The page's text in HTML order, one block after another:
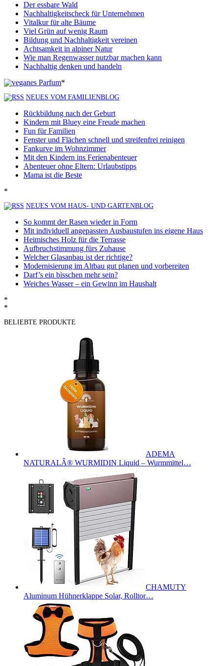
Der essbare Wald
Nachhaltigkeitscheck für Unternehmen
Vitalkur für alte Bäume
Viel Grün auf wenig Raum
Bildung und Nachhaltigkeit vereinen
Achtsamkeit in alpiner Natur
Wie man Regenwasser nutzbar machen kann
Nachhaltig denken und handeln
*
NEUES VOM FAMILIENBLOG
Rückbildung nach der Geburt
Kindern mit Bluey eine Freude machen
Fun für Familien
Fenster und Flächen schnell und streifenfrei reinigen
Fankurve im Wohnzimmer
Mit den Kindern ins Ferienabenteuer
Abenteuer ohne Eltern: Urlaubstipps
Mama ist die Beste
*
NEUES VOM HAUS- UND GARTENBLOG
So kommt der Rasen wieder in Form
Mit individuell angepassten Ausbaustufen ins eigene Haus
Heimisches Holz für die Terrasse
Aufbruchstimmung fürs Zuhause
Welcher Glasanbau ist der richtige?
Modernisierung im Altbau gut planen und vorbereiten
Darf’s ein bisschen mehr sein?
Weiches Wasser – ein Gewinn im Haushalt
*
*
BELIEBTE PRODUKTE
ADEMA
NATURALÂ® WURMIDIN Liquid – Wurmmittel…
CHAMUTY
Aluminum Hühnerklappe Solar, Rolltor…